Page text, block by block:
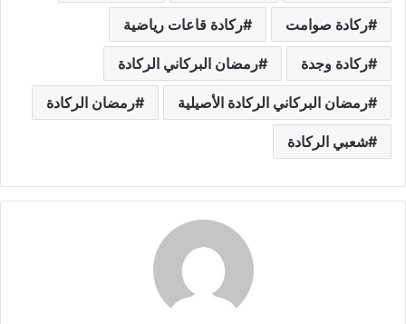
ركادة صوامت ركادة قاعات رياضية
ركادة وجدة رمضان البركاني الركادة
رمضان البركاني الركادة الأصيلية رمضان الركادة
شعبي الركادة